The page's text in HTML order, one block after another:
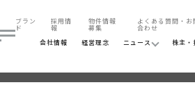
ブラン
ド
採用情
報
物件情報
募集
よくある質問・お
合わせ
会社情報
経営理念 ニュース 株主・